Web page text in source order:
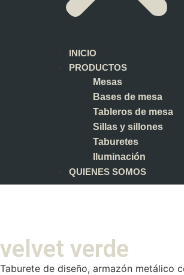
INICIO
PRODUCTOS
Mesas
Bases de mesa
Tableros de mesa
Sillas y sillones
Taburetes
Iluminación
QUIENES SOMOS
velvet verde
Taburete de diseño, armazón metálico